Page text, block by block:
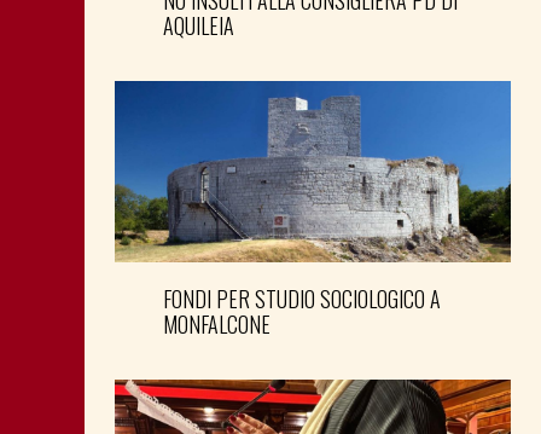
AQUILEIA
FONDI PER STUDIO SOCIOLOGICO A
MONFALCONE